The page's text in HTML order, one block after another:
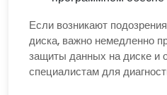
Если возникают
диска, важно немедленно
защиты данных на диске и
специалистам для